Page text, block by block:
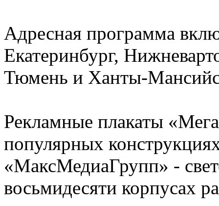
Адресная программа
Екатеринбург,
Тюмень и Ханты-
Рекламные плакаты
популярных
«МаксМедиаГрупп» -
восьмидесяти корпусах